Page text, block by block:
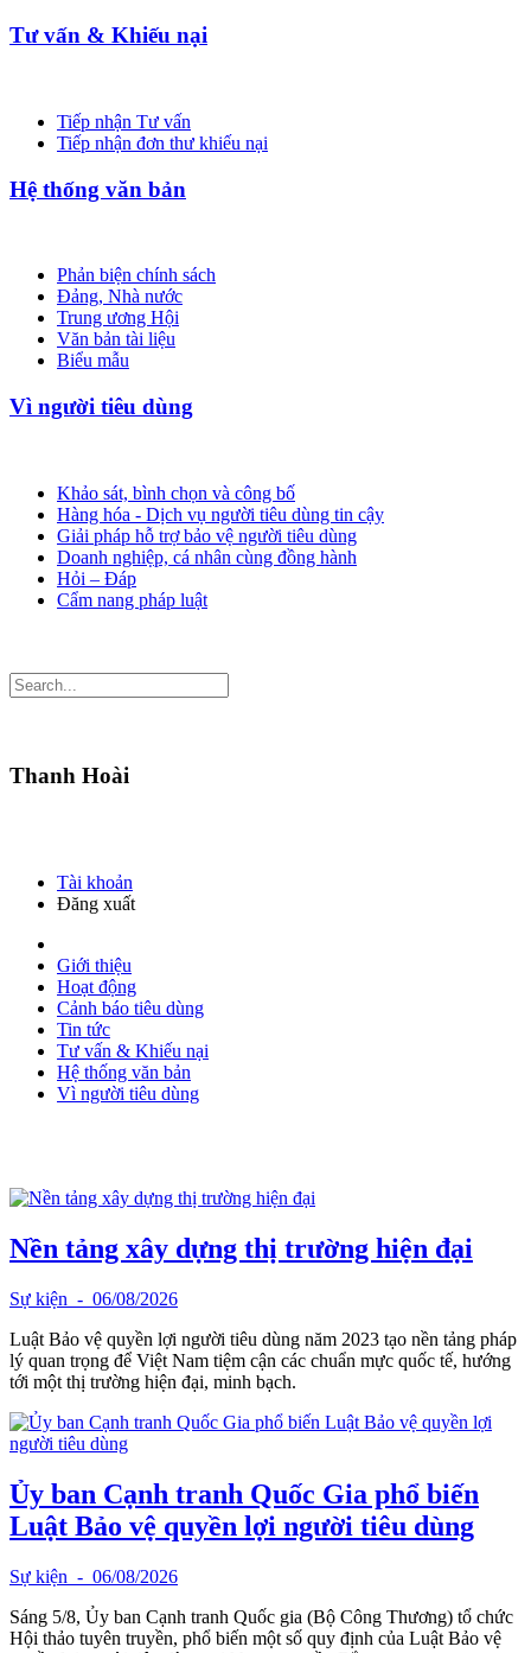
Tư vấn & Khiếu nại
Tiếp nhận Tư vấn
Tiếp nhận đơn thư khiếu nại
Hệ thống văn bản
Phản biện chính sách
Đảng, Nhà nước
Trung ương Hội
Văn bản tài liệu
Biểu mẫu
Vì người tiêu dùng
Khảo sát, bình chọn và công bố
Hàng hóa - Dịch vụ người tiêu dùng tin cậy
Giải pháp hỗ trợ bảo vệ người tiêu dùng
Doanh nghiệp, cá nhân cùng đồng hành
Hỏi – Đáp
Cẩm nang pháp luật
Thanh Hoài
Tài khoản
Đăng xuất
Giới thiệu
Hoạt động
Cảnh báo tiêu dùng
Tin tức
Tư vấn & Khiếu nại
Hệ thống văn bản
Vì người tiêu dùng
Nền tảng xây dựng thị trường hiện đại
Sự kiện - 06/08/2026
Luật Bảo vệ quyền lợi người tiêu dùng năm 2023 tạo nền tảng pháp
lý quan trọng để Việt Nam tiệm cận các chuẩn mực quốc tế, hướng
tới một thị trường hiện đại, minh bạch.
Ủy ban Cạnh tranh Quốc Gia phổ biến
Luật Bảo vệ quyền lợi người tiêu dùng
Sự kiện - 06/08/2026
Sáng 5/8, Ủy ban Cạnh tranh Quốc gia (Bộ Công Thương) tổ chức
Hội thảo tuyên truyền, phổ biến một số quy định của Luật Bảo vệ